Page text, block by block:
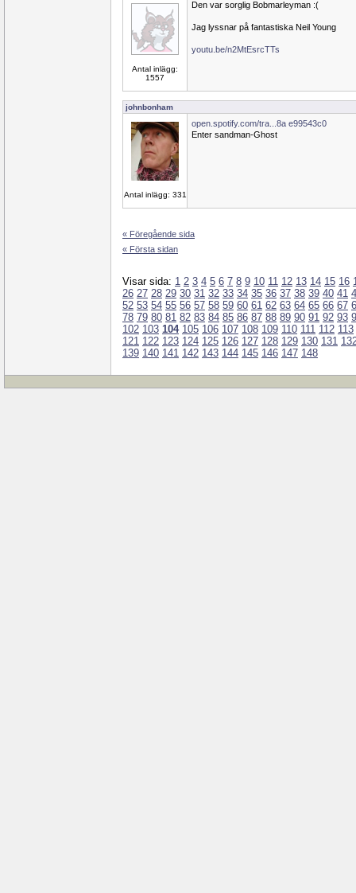
Antal inlägg:
1557
Den var sorglig Bobmarleyman :(
Jag lyssnar på fantastiska Neil Young
youtu.be/n2MtEsrcTTs
johnbonham
Antal inlägg: 331
open.spotify.com/tra...8a e99543c0
Enter sandman-Ghost
« Föregående sida
« Första sidan
Visar sida: 1 2 3 4 5 6 7 8 9 10 11 12 13 14 15 16
26 27 28 29 30 31 32 33 34 35 36 37 38 39 40 41
52 53 54 55 56 57 58 59 60 61 62 63 64 65 66 67
78 79 80 81 82 83 84 85 86 87 88 89 90 91 92 93
102 103 104 105 106 107 108 109 110 111 112 113
121 122 123 124 125 126 127 128 129 130 131
139 140 141 142 143 144 145 146 147 148